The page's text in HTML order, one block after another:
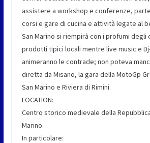
assistere a workshop e conferenze,
corsi e gare di cucina e attività legate al
San Marino si riempirà con i profumi degli
prodotti tipici locali mentre live music e
animeranno le contrade; non poteva
diretta da Misano, la gara della MotoGp
San Marino e Riviera di Rimini.
LOCATION:
Centro storico medievale della
Marino.
In particolare: